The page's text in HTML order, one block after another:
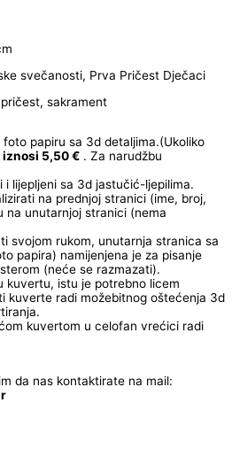
svečanosti, Prva Pričest Dječaci
sakrament
papiru sa 3d detaljima.(Ukoliko
iznosi 5,50 € . Za narudžbu
i lijepljeni sa 3d jastučić-ljepilima.
na prednjoj stranici (ime, broj,
unutarnjoj stranici (nema
svojom rukom, unutarnja stranica sa
papira) namijenjena je za pisanje
(neće se razmazati).
kuvertu, istu je potrebno licem
kuverte radi možebitnog oštećenja 3d
kuvertom u celofan vrećici radi
da nas kontaktirate na mail: